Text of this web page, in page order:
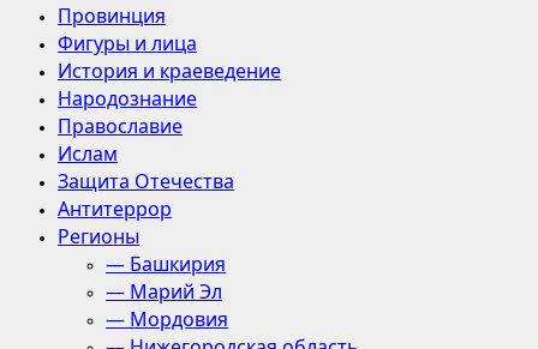
Провинция
Фигуры и лица
История и краеведение
Народознание
Православие
Ислам
Защита Отечества
Антитеррор
Регионы
— Башкирия
— Марий Эл
— Мордовия